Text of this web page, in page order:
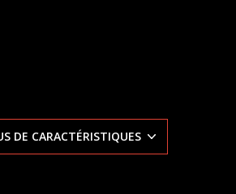
DE CARACTÉRISTIQUES